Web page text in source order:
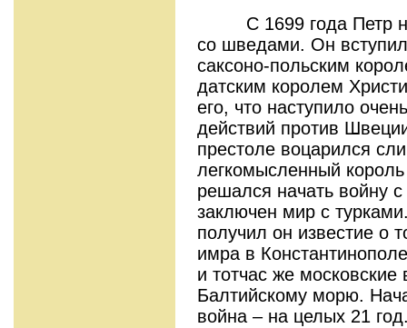
С 1699 года Петр
со шведами. Он
саксоно-польским
датским королем
его, что наступило
действий против
престоле воцарился
легкомысленный
решался начать войну
заключен мир с
получил он известие о
имра в
и тотчас же
Балтийскому морю.
война – на целых 21